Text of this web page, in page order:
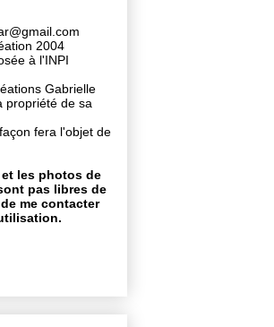
2004
à l'INPI
Gabrielle
propriété de sa
fera l'objet de
les photos de
pas libres de
me contacter